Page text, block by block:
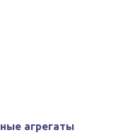
агрегаты